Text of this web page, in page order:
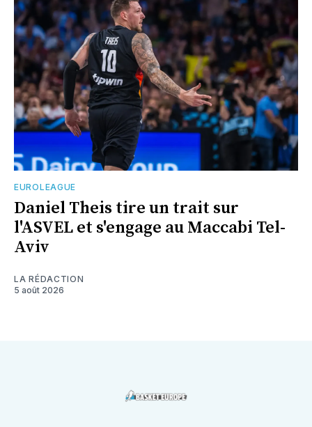
EUROLEAGUE
Daniel Theis tire un trait sur
l'ASVEL et s'engage au Maccabi Tel-
Aviv
LA RÉDACTION
5 août 2026